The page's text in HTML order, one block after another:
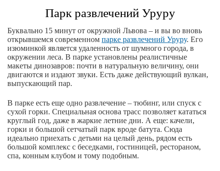
Парк развлечений Уруру
Буквально 15 минут от окружной Львова – и вы во вновь
открывшемся современном парке развлечений Уруру. Его
изюминкой является удаленность от шумного города, в
окружении леса. В парке установлены реалистичные
макеты динозавров: почти в натуральную величину, они
двигаются и издают звуки. Есть даже действующий вулкан,
выпускающий пар.
В парке есть еще одно развлечение – тюбинг, или спуск с
сухой горки. Специальная основа трасс позволяет кататься
круглый год, даже в жаркие летние дни. А еще: качели,
горки и большой сетчатый парк вроде батута. Сюда
идеально приехать с детьми на целый день, рядом есть
большой комплекс с беседками, гостиницей, рестораном,
спа, конным клубом и тому подобным.